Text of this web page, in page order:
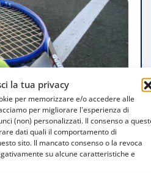
la tua privacy
per memorizzare e/o accedere alle
per migliorare l'esperienza di
(non) personalizzati. Il consenso a
dati quali il comportamento di
sito. Il mancato consenso o la revoca
su alcune caratteristiche e